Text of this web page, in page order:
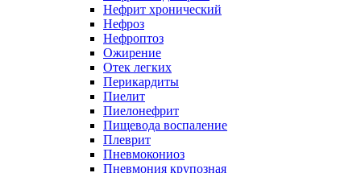
Нефрит хронический
Нефроз
Нефроптоз
Ожирение
Отек легких
Перикардиты
Пиелит
Пиелонефрит
Пищевода воспаление
Плеврит
Пневмокониоз
Пневмония крупозная